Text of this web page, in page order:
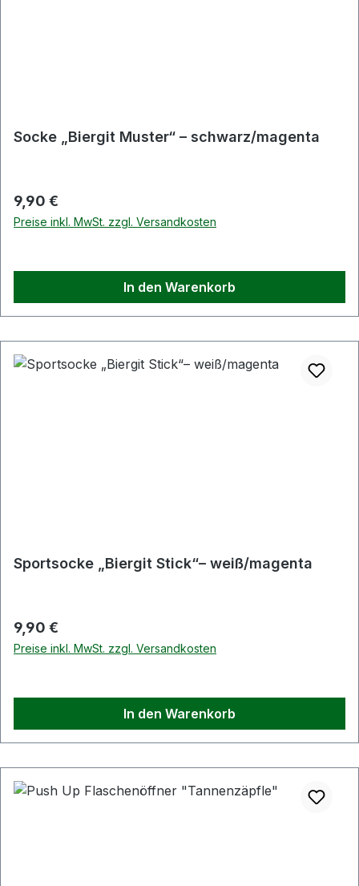
Socke „Biergit Muster“ – schwarz/magenta
Regulärer Preis:
9,90 €
Preise inkl. MwSt. zzgl. Versandkosten
In den Warenkorb
Sportsocke „Biergit Stick“– weiß/magenta
Regulärer Preis:
9,90 €
Preise inkl. MwSt. zzgl. Versandkosten
In den Warenkorb